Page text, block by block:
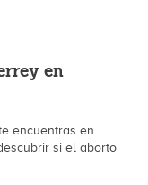
en
encuentras en
si el aborto